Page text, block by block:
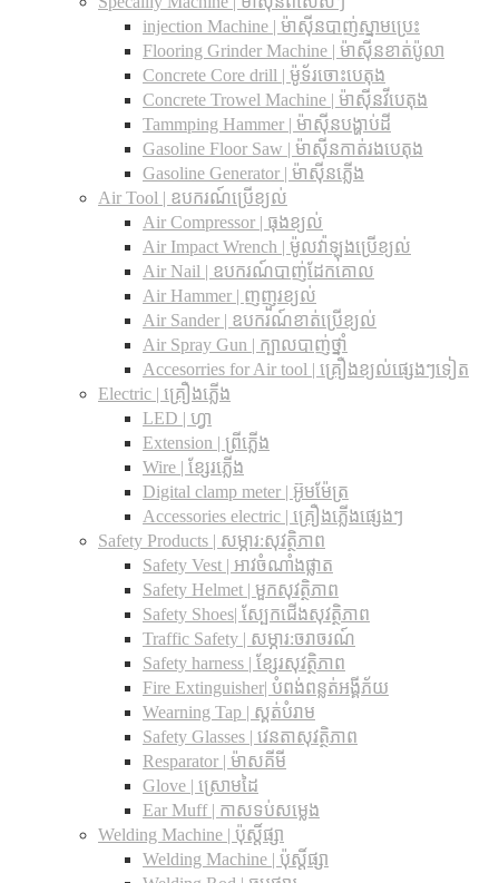
injection Machine | ម៉ាស៊ីនបាញ់ស្នាមប្រេះ
Flooring Grinder Machine | ម៉ាស៊ីនខាត់ប៉ូលា
Concrete Core drill | ម៉ូទ័រចោះបេតុង
Concrete Trowel Machine | ម៉ាស៊ីនវីបេតុង
Tammping Hammer | ម៉ាស៊ីនបង្ហាប់ដី
Gasoline Floor Saw | ម៉ាស៊ីនកាត់រងបេតុង
Gasoline Generator | ម៉ាស៊ីនភ្លើង
Air Tool | ឧបករណ៍ប្រើខ្យល់
Air Compressor | ធុងខ្យល់
Air Impact Wrench | ម៉ូលវ៉ាឡុងប្រើខ្យល់
Air Nail | ឧបករណ៍បាញ់ដែកគោល
Air Hammer | ញញួរខ្យល់
Air Sander | ឧបករណ៍ខាត់ប្រើខ្យល់
Air Spray Gun | ក្បាលបាញ់ថ្នាំ
Accesorries for Air tool | គ្រឿងខ្យល់ផ្សេងៗទៀត
Electric | គ្រឿងភ្លើង
LED | ហ្វា
Extension | ព្រីភ្លើង
Wire | ខ្សែរភ្លើង
Digital clamp meter | អ៊ូមម៉ែត្រ
Accessories electric | គ្រឿងភ្លើងផ្សេងៗ
Safety Products | សម្ភារ:សុវត្ថិភាព
Safety Vest | អាវចំណាំងផ្លាត
Safety Helmet | មួកសុវត្ថិភាព
Safety Shoes| ស្បែកជើងសុវត្ថិភាព
Traffic Safety​ | សម្ភារ:ចរាចរណ៍
Safety harness | ខ្សែរសុវត្ថិភាព
Fire Extinguisher| បំពង់ពន្លត់អង្គីភ័យ
Wearning Tap | ស្គត់បំរាម
Safety Glasses | វេនតាសុវត្ថិភាព
Resparator | ម៉ាសគីមី
Glove | ស្រោមដៃ
Ear Muff | កាសទប់សម្លេង
Welding Machine | ប៉ុស្តិ៍ផ្សា
Welding Machine | ប៉ុស្តិ៍ផ្សា